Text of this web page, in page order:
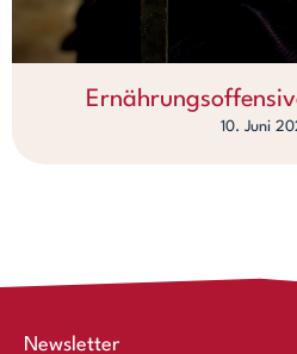
10. Juni
Newsletter